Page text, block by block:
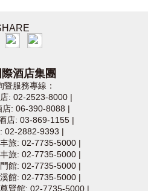
酒店集團
暨服務專線：
: 02-2523-8000|
店: 06-390-8088 |
店: 03-869-1155|
02-2882-9393 |
旅: 02-7735-5000|
旅: 02-7735-5000|
館: 02-7735-5000|
館: 02-7735-5000|
賢館: 02-7735-5000|